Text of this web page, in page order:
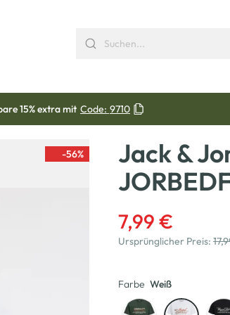
15% extra mit Code: 9710
-56%
Jack &
7,99 €
Ursprünglicher Preis:
Farbe Weiß